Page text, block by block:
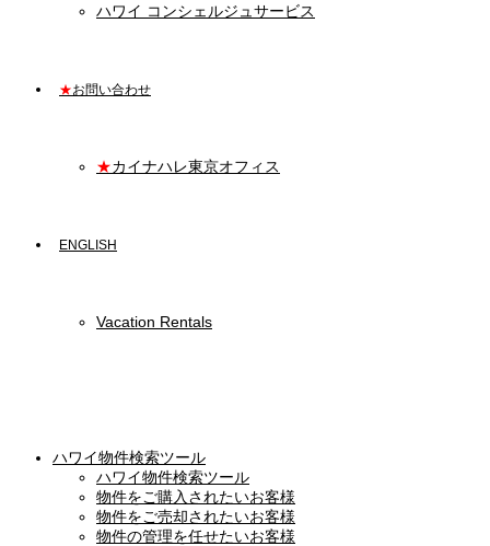
ハワイ コンシェルジュサービス
★お問い合わせ
★カイナハレ東京オフィス
ENGLISH
Vacation Rentals
ハワイ物件検索ツール
ハワイ物件検索ツール
物件をご購入されたいお客様
物件をご売却されたいお客様
物件の管理を任せたいお客様